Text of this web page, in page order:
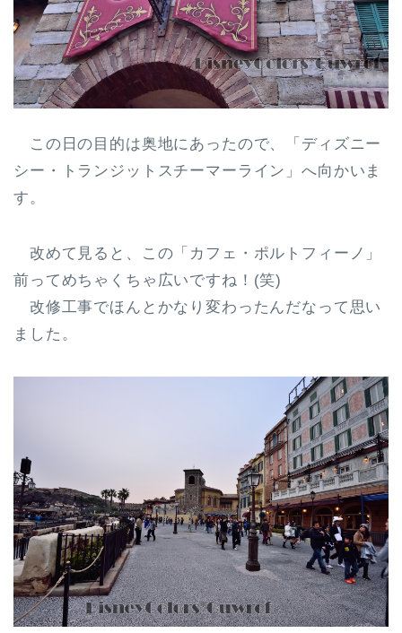
この日の目的は奥地にあったので、「ディズニー
シー・トランジットスチーマーライン」へ向かいま
す。
改めて見ると、この「カフェ・ポルトフィーノ」
前ってめちゃくちゃ広いですね！(笑)
改修工事でほんとかなり変わったんだなって思い
ました。